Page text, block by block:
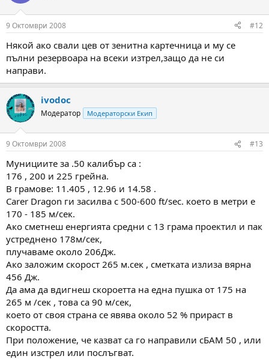
9 Октомври 2008 #12
Някой ако свали цев от зенитна картечница и му се
пълни резервоара на всеки изтрел,защо да не си
направи.
ivodoc
Модератор Модераторски Екип
9 Октомври 2008 #13
Мунициите за .50 калибър са :
176 , 200 и 225 грейна.
В грамове: 11.405 , 12.96 и 14.58 .
Carer Dragon ги засилва с 500-600 ft/sec. което в метри е
170 - 185 м/сек.
Ако сметнеш енергията средни с 13 грама проектил и пак
устреднено 178м/сек,
плучаваме около 206Дж.
Ако заложим скорост 265 м.сек , сметката излиза вярна
456 Дж.
Да ама да вдигнеш скороетта на една пушка от 175 на
265 м /сек , това са 90 м/сек,
което от своя страна се явява около 52 % прираст в
скоростта.
При положение, че казват са го направили сБАМ 50 , или
един изстрел или послъгват.